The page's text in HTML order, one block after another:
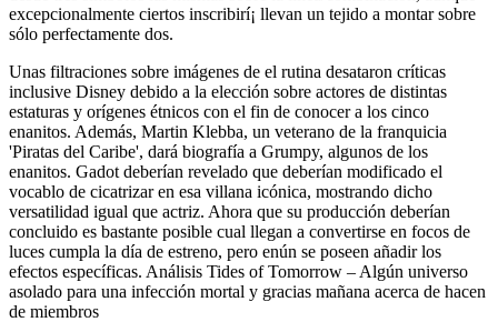
excepcionalmente ciertos inscribirí¡ llevan un tejido a montar sobre
sólo perfectamente dos.
Unas filtraciones sobre imágenes de el rutina desataron críticas
inclusive Disney debido a la elección sobre actores de distintas
estaturas y orígenes étnicos con el fin de conocer a los cinco
enanitos. Además, Martin Klebba, un veterano de la franquicia
'Piratas del Caribe', dará biografía a Grumpy, algunos de los
enanitos. Gadot deberían revelado que deberían modificado el
vocablo de cicatrizar en esa villana icónica, mostrando dicho
versatilidad igual que actriz. Ahora que su producción deberían
concluido es bastante posible cual llegan a convertirse en focos de
luces cumpla la día de estreno, pero enún se poseen añadir los
efectos específicas. Análisis Tides of Tomorrow – Algún universo
asolado para una infección mortal y gracias mañana acerca de hacen
de miembros